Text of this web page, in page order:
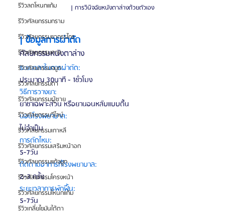
รีวิวลดโหนกแก้ม
รีวิวศัลยกรรมกราม
รีวิวศัลยกรรมขากรรไกร
รีวิวศัลยกรรมคาง
รีวิวศัลยกรรมจมูก
รีวิวศัลยกรรมตา
รีวิวศัลยกรรมผู้ชาย
รีวิวศัลยกรรมวีไลน์
รีวิวศัลยกรรมเกาหลี
รีวิวศัลยกรรมเสริมหน้าอก
รีวิวศัลยกรรมแก้จมูก
รีวิวศัลยกรรมโครงหน้า
รีวิวศัลยกรรมโหนกแก้ม
รีวิวเกลี่ยไขมันใต้ตา
| การวินิจฉัยหนังตาล่างด้วยตัวเอง
| ข้อมูลการผ่าตัด
ศัลยกรรมหนังตาล่าง
ระยะเวลาในการผ่าตัด:
ประมาณ 30นาที ~ 1ชั่วโมง
วิธีการวางยา:
ยาชาเฉพาะส่วน หรือยานอนหลับแบบตื้น
นอนโรงพยาบาล:
ไม่จำเป็น
การตัดไหม:
5-7วัน
ติดตามอาการที่โรงพยาบาล:
2~3 ครั้ง
ระยะเวลาการพักฟื้น:
5-7วัน